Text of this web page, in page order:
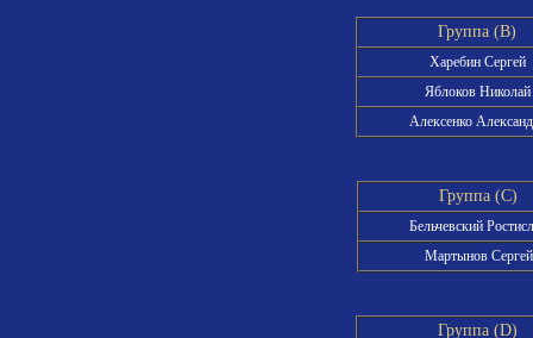
Группа (B)
Харебин Сергей
Яблоков Николай
Алексенко
Группа (C)
Бельчевский
Мартынов Сергей
Группа (D)